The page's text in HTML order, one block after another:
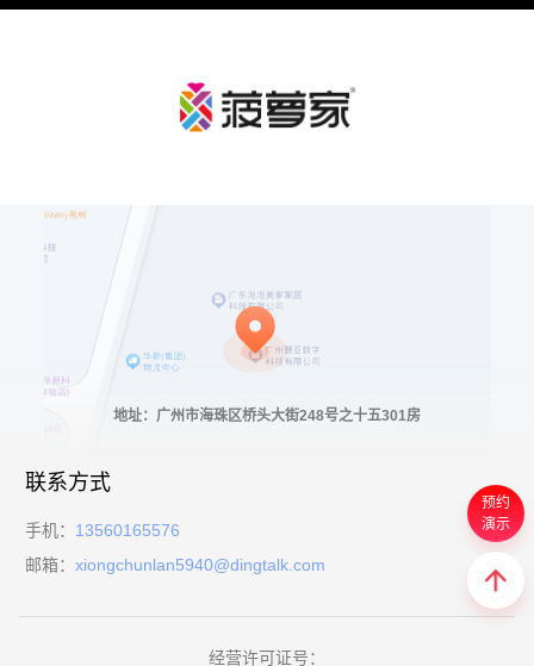
地址：广州市海珠区桥头大街248号之十五301房
预约
演示
联系方式
手机： 13560165576
邮箱： xiongchunlan5940@dingtalk.com
经营许可证号：